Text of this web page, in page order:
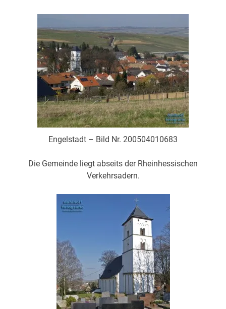
Engelstadt – Bild Nr. 200504010683
Die Gemeinde liegt abseits der Rheinhessischen
Verkehrsadern.